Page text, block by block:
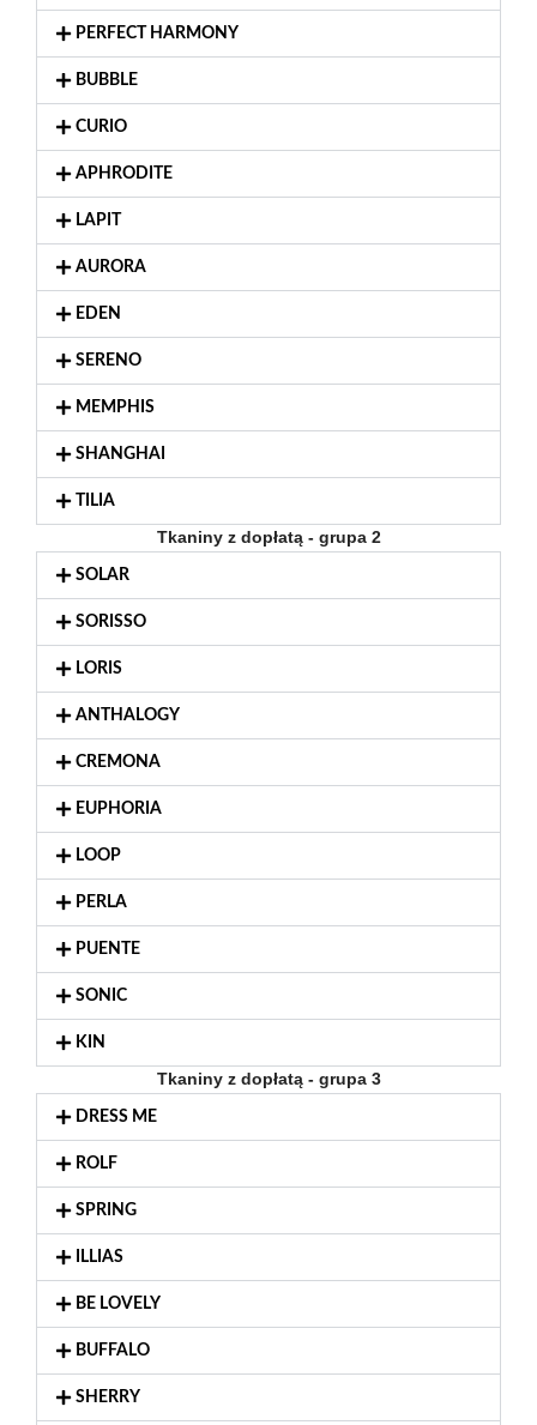
PERFECT HARMONY
BUBBLE
CURIO
APHRODITE
LAPIT
AURORA
EDEN
SERENO
MEMPHIS
SHANGHAI
TILIA
Tkaniny z dopłatą - grupa 2
SOLAR
SORISSO
LORIS
ANTHALOGY
CREMONA
EUPHORIA
LOOP
PERLA
PUENTE
SONIC
KIN
Tkaniny z dopłatą - grupa 3
DRESS ME
ROLF
SPRING
ILLIAS
BE LOVELY
BUFFALO
SHERRY